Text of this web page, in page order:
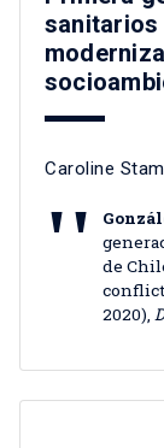
sanitarios
Caroline
de
2020),